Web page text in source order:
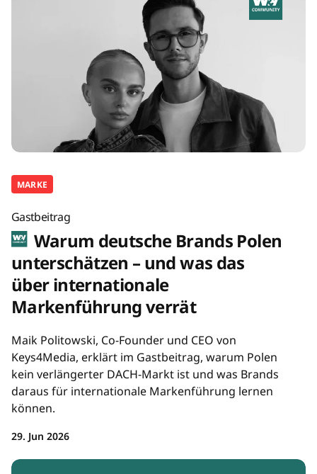
MARKE
Gastbeitrag
Warum deutsche Brands Polen
unterschätzen – und was das
über internationale
Markenführung verrät
Maik Politowski, Co-Founder und CEO von
Keys4Media, erklärt im Gastbeitrag, warum Polen
kein verlängerter DACH-Markt ist und was Brands
daraus für internationale Markenführung lernen
können.
29. Jun 2026